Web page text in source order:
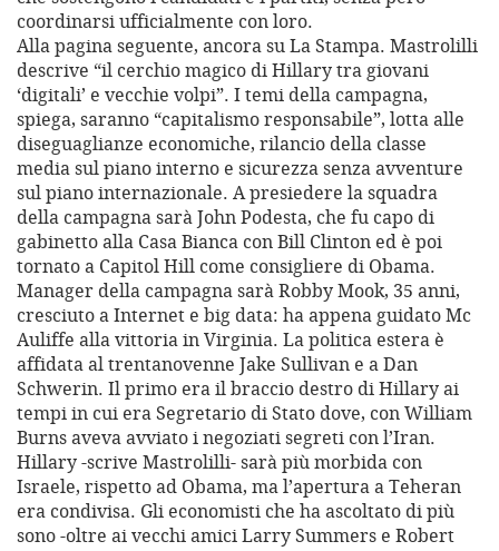
coordinarsi ufficialmente con loro.
Alla pagina seguente, ancora su La Stampa. Mastrolilli
descrive “il cerchio magico di Hillary tra giovani
‘digitali’ e vecchie volpi”. I temi della campagna,
spiega, saranno “capitalismo responsabile”, lotta alle
diseguaglianze economiche, rilancio della classe
media sul piano interno e sicurezza senza avventure
sul piano internazionale. A presiedere la squadra
della campagna sarà John Podesta, che fu capo di
gabinetto alla Casa Bianca con Bill Clinton ed è poi
tornato a Capitol Hill come consigliere di Obama.
Manager della campagna sarà Robby Mook, 35 anni,
cresciuto a Internet e big data: ha appena guidato Mc
Auliffe alla vittoria in Virginia. La politica estera è
affidata al trentanovenne Jake Sullivan e a Dan
Schwerin. Il primo era il braccio destro di Hillary ai
tempi in cui era Segretario di Stato dove, con William
Burns aveva avviato i negoziati segreti con l’Iran.
Hillary -scrive Mastrolilli- sarà più morbida con
Israele, rispetto ad Obama, ma l’apertura a Teheran
era condivisa. Gli economisti che ha ascoltato di più
sono -oltre ai vecchi amici Larry Summers e Robert